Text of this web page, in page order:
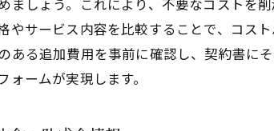
湿度調整で快適
エアコン効率を高
自然換気を促す開
ましょう。これにより、不要なコストを
やサービス内容を比較することで、コス
ある追加費用を事前に確認し、契約書に
ームが実現します。